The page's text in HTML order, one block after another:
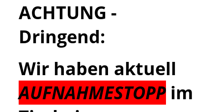
ACHTUNG -
Dringend:
Wir haben aktuell
AUFNAHMESTOPPim